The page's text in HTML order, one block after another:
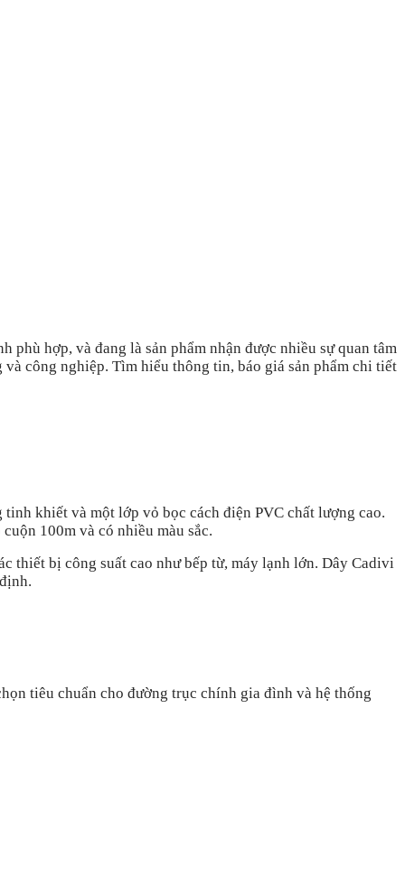
phù hợp, và đang là sản phẩm nhận được nhiều sự quan tâm
công nghiệp. Tìm hiểu thông tin, báo giá sản phẩm chi tiết
khiết và một lớp vỏ bọc cách điện PVC chất lượng cao.
100m và có nhiều màu sắc.
thiết bị công suất cao như bếp từ, máy lạnh lớn. Dây Cadivi
tiêu chuẩn cho đường trục chính gia đình và hệ thống